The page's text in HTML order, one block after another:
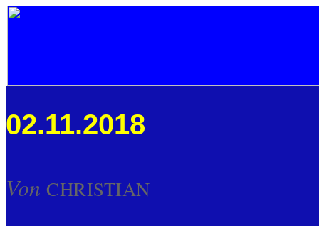
02.11.2018
Von CHRISTIAN